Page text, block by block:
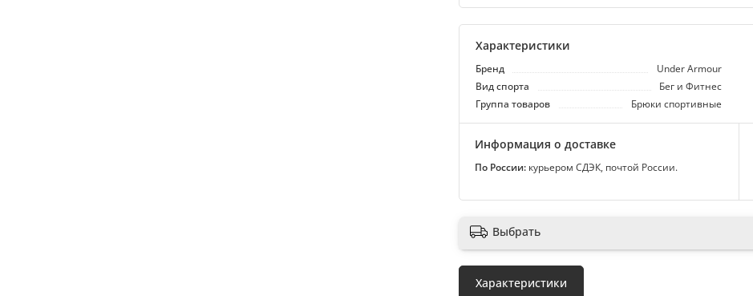
Характеристики
Бренд Under Armour
Вид спорта
Бег и Фитнес
Группа товаров
Брюки спортивные
Информация о доставке
По России: курьером СДЭК, почтой России.
Выбрать
Характеристики